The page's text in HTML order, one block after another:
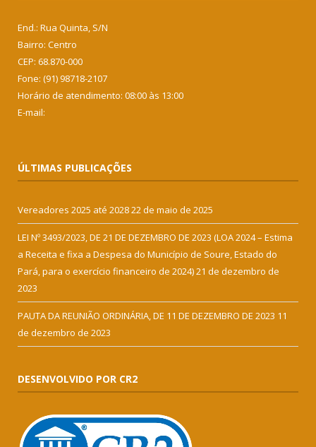
End.: Rua Quinta, S/N
Bairro: Centro
CEP: 68.870-000
Fone: (91) 98718-2107
Horário de atendimento: 08:00 às 13:00
E-mail:
ÚLTIMAS PUBLICAÇÕES
Vereadores 2025 até 202822 de maio de 2025
LEI Nº 3493/2023, DE 21 DE DEZEMBRO DE 2023 (LOA 2024 – Estima
a Receita e fixa a Despesa do Município de Soure, Estado do
Pará, para o exercício financeiro de 2024)21 de dezembro de
2023
PAUTA DA REUNIÃO ORDINÁRIA, DE 11 DE DEZEMBRO DE 2023 11
de dezembro de 2023
DESENVOLVIDO POR CR2